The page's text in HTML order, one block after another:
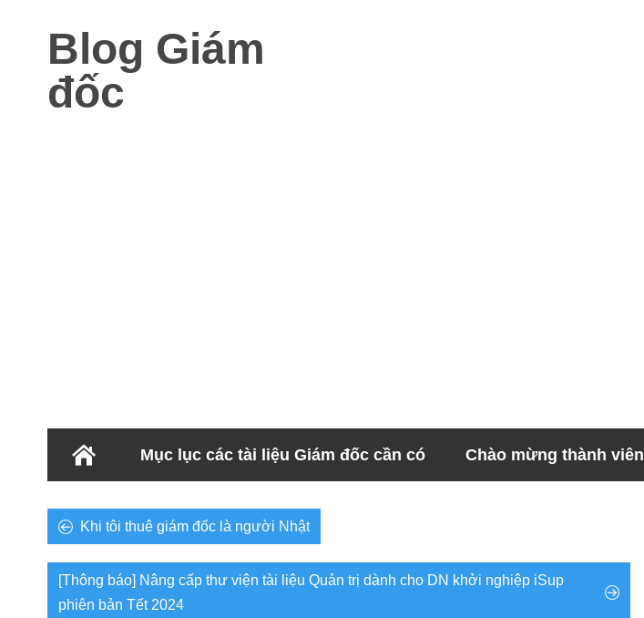
Blog Giám
đốc
Mục lục các tài liệu Giám đốc cần có Chào mừng thành viên
Khi tôi thuê giám đốc là người Nhật
[Thông báo] Nâng cấp thư viện tài liệu Quản trị dành cho DN khởi nghiệp iSup
phiên bản Tết 2024